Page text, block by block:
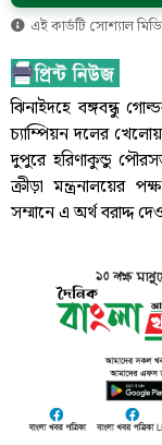
এই কার্ডটি সোশ্যাল
ঝিনাইদহে বঙ্গবন্ধু
চ্যাম্পিয়ন দলের
দুপুরে হরিণাকুন্ডু
ক্রীড়া মন্ত্রনালয়ের
সম্মানে এ অর্থ বরাদ্দ